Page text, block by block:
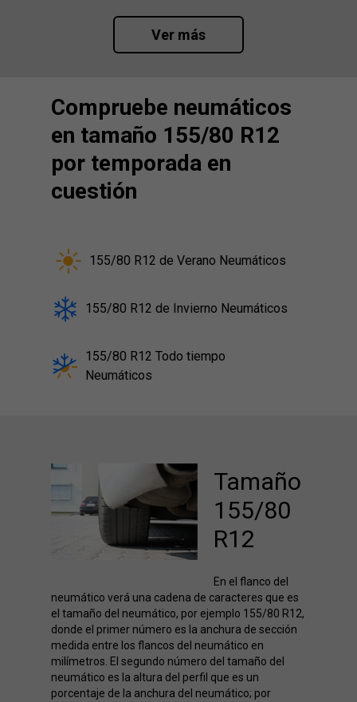
Ver más
Compruebe neumáticos
en tamaño 155/80 R12
por temporada en
cuestión
155/80 R12 de Verano Neumáticos
155/80 R12 de Invierno Neumáticos
155/80 R12 Todo tiempo
Neumáticos
Tamaño
155/80
R12
En el flanco del
neumático verá una cadena de caracteres que es
el tamaño del neumático, por ejemplo 155/80 R12,
donde el primer número es la anchura de sección
medida entre los flancos del neumático en
milímetros. El segundo número del tamaño del
neumático es la altura del perfil que es un
porcentaje de la anchura del neumático; por